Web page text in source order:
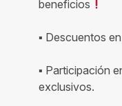
beneficios
▪ Descuentos
▪ Participación
exclusivos.